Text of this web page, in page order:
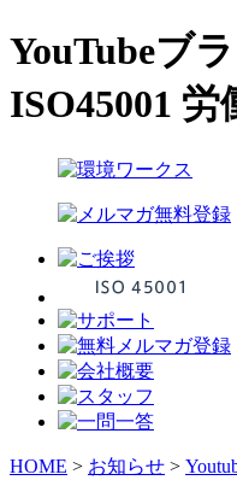
YouTubeブ
ISO45001
HOME > お知らせ >